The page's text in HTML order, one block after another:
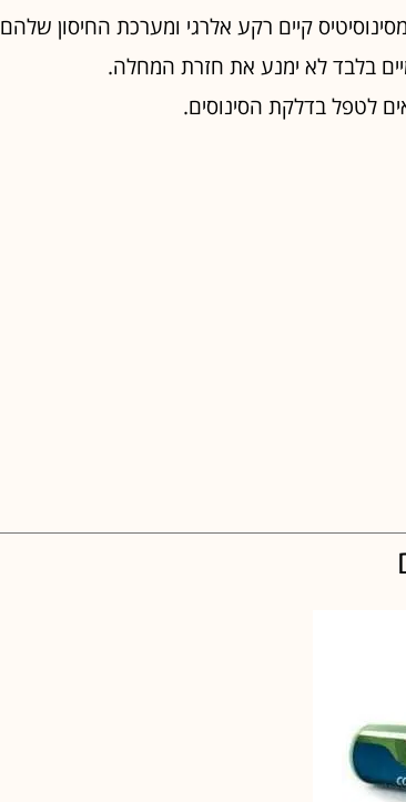
קיים רקע אלרגי ומערכת החיסון שלהם
בלבד לא ימנע את חזרת המחלה.
לטפל בדלקת הסינוסים.